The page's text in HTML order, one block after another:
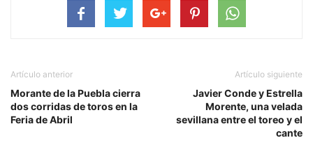
Artículo anterior
Morante de la Puebla cierra
dos corridas de toros en la
Feria de Abril
Artículo siguiente
Javier Conde y Estrella
Morente, una velada
sevillana entre el toreo y el
cante